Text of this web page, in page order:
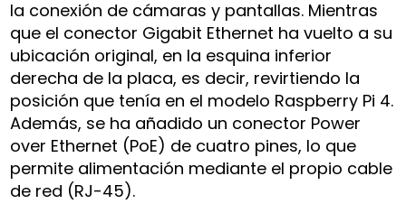
la conexión de cámaras y pantallas. Mientras
que el conector Gigabit Ethernet ha vuelto a su
ubicación original, en la esquina inferior
derecha de la placa, es decir, revirtiendo la
posición que tenía en el modelo Raspberry Pi 4.
Además, se ha añadido un conector Power
over Ethernet (PoE) de cuatro pines, lo que
permite alimentación mediante el propio cable
de red (RJ-45).